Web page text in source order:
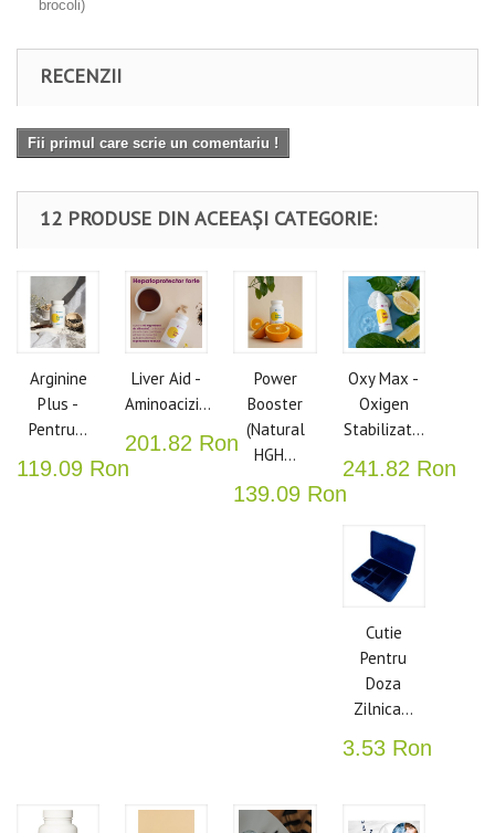
brocoli)
RECENZII
Fii primul care scrie un comentariu !
12 PRODUSE DIN ACEEAȘI CATEGORIE:
Arginine
Plus -
Pentru...
119.09 Ron
Liver Aid -
Aminoacizi...
201.82 Ron
Power
Booster
(Natural
HGH...
139.09 Ron
Oxy Max -
Oxigen
Stabilizat...
241.82 Ron
Cutie
Pentru
Doza
Zilnica...
3.53 Ron